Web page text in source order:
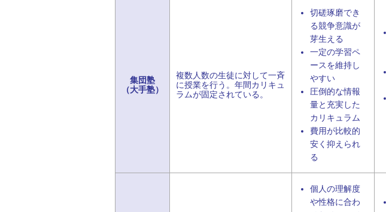
集団塾
（大手塾）
複数人数の生徒に対して一斉
に授業を行う。年間カリキュ
ラムが固定されている。
切磋琢磨でき
る競争意識が
芽生える
一定の学習ペ
ースを維持し
やすい
圧倒的な情報
量と充実した
カリキュラム
費用が比較的
安く抑えられ
る
個人の理解度
や性格に合わ